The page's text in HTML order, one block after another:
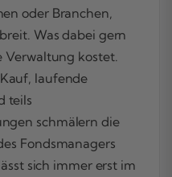
oder Branchen,
Was dabei gern
Verwaltung kostet.
laufende
teils
schmälern die
Fondsmanagers
sich immer erst im